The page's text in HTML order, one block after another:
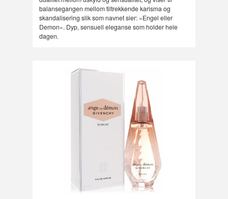
balansegangen mellom tiltrekkende karisma og
skandalisering slik som navnet sier: «Engel eller
Demon». Dyp, sensuell eleganse som holder hele
dagen.